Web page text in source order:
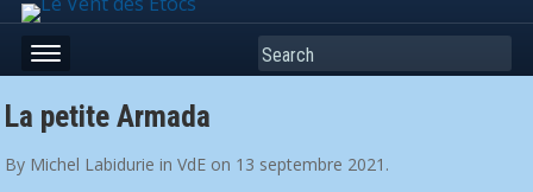
Search
La petite Armada
By Michel Labidurie inVdE on 13 septembre 2021 .